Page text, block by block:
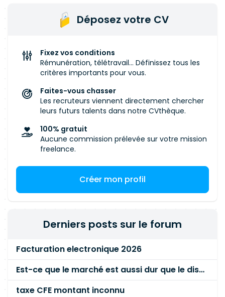
Déposez votre CV
Fixez vos conditions
Rémunération, télétravail... Définissez tous les
critères importants pour vous.
Faites-vous chasser
Les recruteurs viennent directement chercher
leurs futurs talents dans notre CVthèque.
100% gratuit
Aucune commission prélevée sur votre mission
freelance.
Créer mon profil
Derniers posts sur le forum
Facturation electronique 2026
Est-ce que le marché est aussi dur que le disent les commerciaux ?
taxe CFE montant inconnu